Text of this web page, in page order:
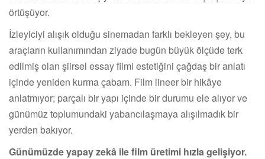
örtüşüyor.
İzleyiciyi alışık olduğu sinemadan farklı bekleyen şey, bu
araçların kullanımından ziyade bugün büyük ölçüde terk
edilmiş olan şiirsel essay filmi estetiğini çağdaş bir anlatı
içinde yeniden kurma çabam. Film lineer bir hikâye
anlatmıyor; parçalı bir yapı içinde bir durumu ele alıyor ve
günümüz toplumundaki yabancılaşmaya alışılmadık bir
yerden bakıyor.
Günümüzde yapay zekâ ile film üretimi hızla gelişiyor.